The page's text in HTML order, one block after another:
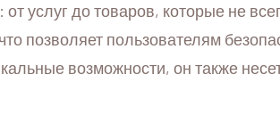
услуг до товаров, которые не
позволяет пользователям
возможности, он также